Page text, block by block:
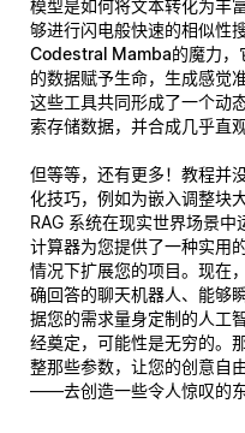
模型是如何将文本转化为丰
够进行闪电般快速的相似性
Codestral Mamba的魔力，
的数据赋予生命，生成感觉
这些工具共同形成了一个动
索存储数据，并合成几乎直
但等等，还有更多！教程并
化技巧，例如为嵌入调整块
RAG 系统在现实世界场景中
计算器为您提供了一种实用
情况下扩展您的项目。现在
确回答的聊天机器人、能够
据您的需求量身定制的人工
经奠定，可能性是无穷的。
整那些参数，让您的创意自
——去创造一些令人惊叹的